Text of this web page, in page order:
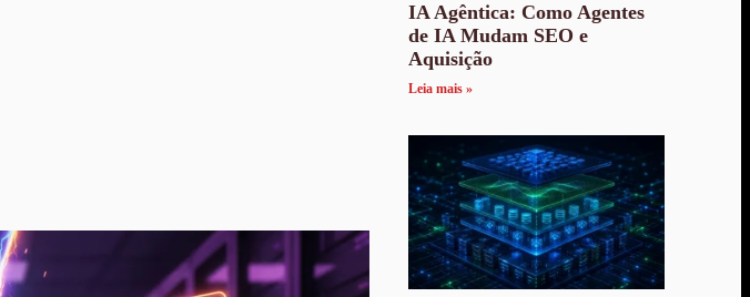
IA Agêntica: Como Agentes
de IA Mudam SEO e
Aquisição
Leia mais »